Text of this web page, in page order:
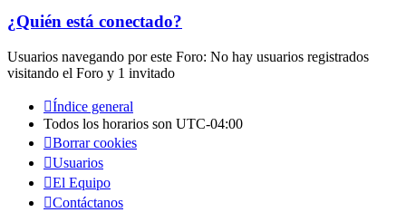
¿Quién está conectado?
Usuarios navegando por este Foro: No hay usuarios registrados
visitando el Foro y 1 invitado
Índice general
Todos los horarios son UTC-04:00
Borrar cookies
Usuarios
El Equipo
Contáctanos